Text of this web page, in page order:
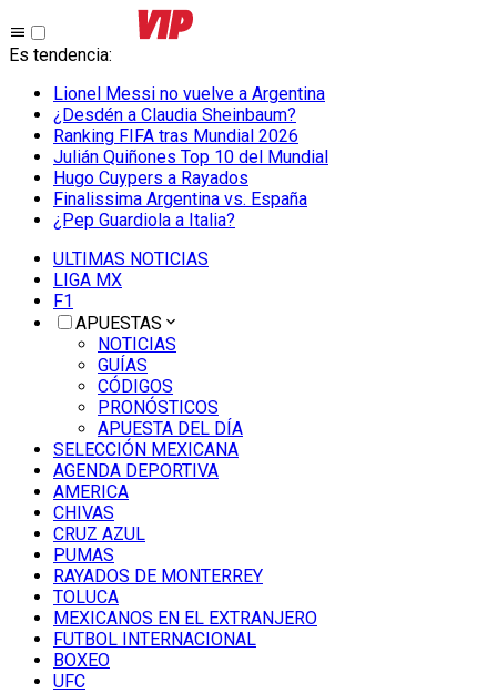
Es tendencia:
Lionel Messi no vuelve a Argentina
¿Desdén a Claudia Sheinbaum?
Ranking FIFA tras Mundial 2026
Julián Quiñones Top 10 del Mundial
Hugo Cuypers a Rayados
Finalissima Argentina vs. España
¿Pep Guardiola a Italia?
ULTIMAS NOTICIAS
LIGA MX
F1
APUESTAS
NOTICIAS
GUÍAS
CÓDIGOS
PRONÓSTICOS
APUESTA DEL DÍA
SELECCIÓN MEXICANA
AGENDA DEPORTIVA
AMERICA
CHIVAS
CRUZ AZUL
PUMAS
RAYADOS DE MONTERREY
TOLUCA
MEXICANOS EN EL EXTRANJERO
FUTBOL INTERNACIONAL
BOXEO
UFC